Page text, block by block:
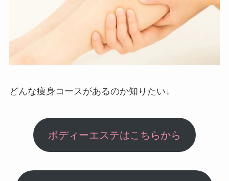
どんな痩身コースがあるのか知りたい↓
ボディーエステはこちらから